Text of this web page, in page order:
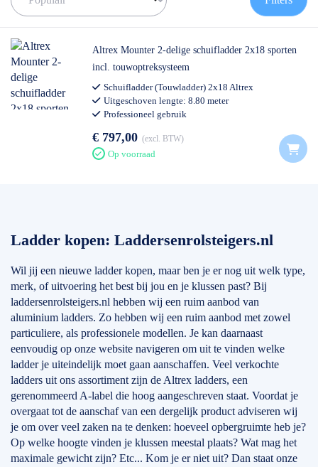
informatie over deze merken en een stukje advies voor de beste
Als het om ladders gaat is de keuze echt enorm. Het is erg
belangrijk om goed na te denken wat voor ladder bij u past en
waar u hem voor gaat gebruiken. Transporteert u de ladder veel?
Dan is een kleine en lichte ladder misschien het beste. Heeft u
veel gevarieerde klussen? Dan is een driedubbele ladder
Mocht u er echt niet uitkomen, dan staan wij altijd voor u klaar. U
kunt ons bereiken op het nummer: 0511-402564. Een mail sturen
Altrex Mounter 2-delige schuifladder 2x18 sporten
incl. touwoptreksysteem
Schuifladder (Touwladder) 2x18 Altrex
Uitgeschoven lengte: 8.80 meter
Professioneel gebruik
€ 797,00 excl. BTW
Op voorraad
Ladder kopen: Laddersenrolsteigers.nl
Wil jij een nieuwe ladder kopen, maar ben je er nog uit welk type,
merk, of uitvoering het best bij jou en je klussen past? Bij
laddersenrolsteigers.nl hebben wij een ruim aanbod van
aluminium ladders. Zo hebben wij een ruim aanbod met zowel
particuliere, als professionele modellen. Je kan daarnaast
eenvoudig op onze website navigeren om uit te vinden welke
ladder je uiteindelijk moet gaan aanschaffen. Veel verkochte
ladders uit ons assortiment zijn de Altrex ladders, een
gerenommeerd A-label die hoog aangeschreven staat. Voordat je
overgaat tot de aanschaf van een dergelijk product adviseren wij
je om over veel zaken na te denken: hoeveel opbergruimte heb je?
Op welke hoogte vinden je klussen meestal plaats? Wat mag het
maximale gewicht zijn? Etc... Kom je er niet uit? Dan staat onze